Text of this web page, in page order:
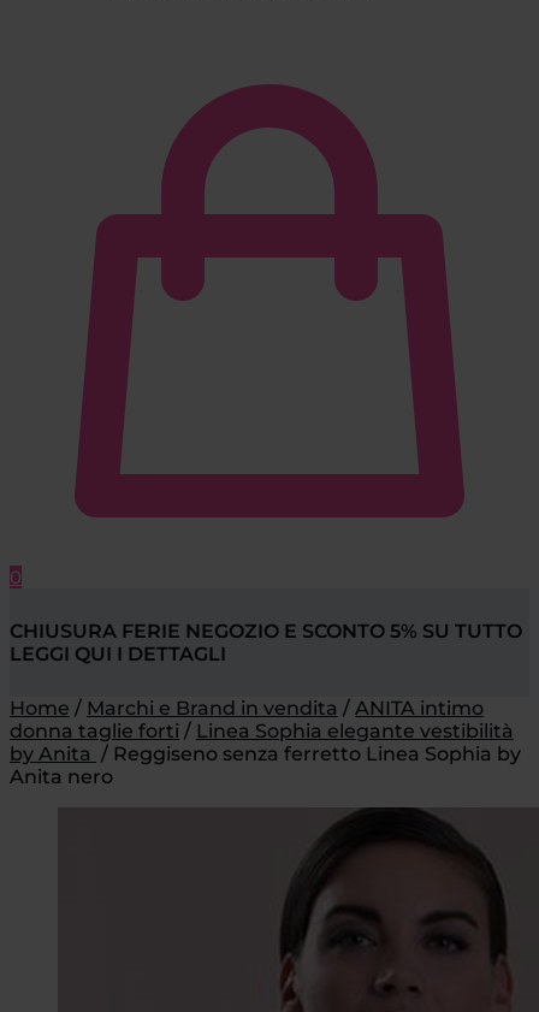
0
CHIUSURA FERIE NEGOZIO E SCONTO 5% SU TUTTO
LEGGI QUI I DETTAGLI
Home / Marchi e Brand in vendita / ANITA intimo
donna taglie forti / Linea Sophia elegante vestibilità
by Anita / Reggiseno senza ferretto Linea Sophia by
Anita nero